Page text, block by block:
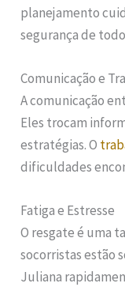
planejamento
segurança de
Comunicação e
A comunicação
Eles trocam
estratégias. O
dificuldades
Fatiga e Estresse
O resgate é uma
socorristas estão
Juliana